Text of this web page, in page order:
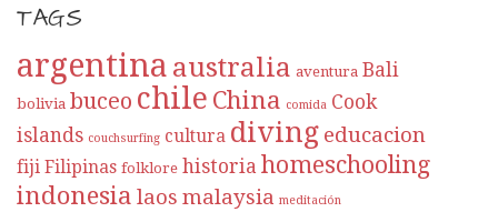
TAGS
argentina australia aventura Bali
bolivia buceo chile China comida Cook
islands couchsurfing cultura diving educacion
fiji Filipinas folklore historia homeschooling
indonesia laos malaysia meditación